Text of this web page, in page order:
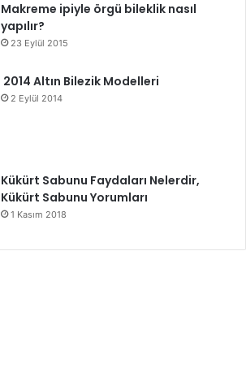
Makreme ipiyle örgü bileklik nasıl
yapılır?
23 Eylül 2015
2014 Altın Bilezik Modelleri
2 Eylül 2014
Kükürt Sabunu Faydaları Nelerdir,
Kükürt Sabunu Yorumları
1 Kasım 2018